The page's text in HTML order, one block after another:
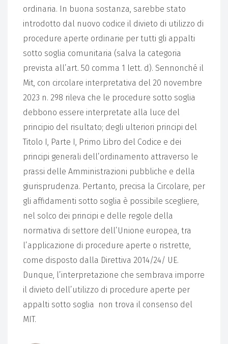
ordinaria. In buona sostanza, sarebbe stato
introdotto dal nuovo codice il divieto di utilizzo di
procedure aperte ordinarie per tutti gli appalti
sotto soglia comunitaria (salva la categoria
prevista all’art. 50 comma 1 lett. d). Sennonché il
Mit, con circolare interpretativa del 20 novembre
2023 n. 298 rileva che le procedure sotto soglia
debbono essere interpretate alla luce del
principio del risultato; degli ulteriori principi del
Titolo I, Parte I, Primo Libro del Codice e dei
principi generali dell’ordinamento attraverso le
prassi delle Amministrazioni pubbliche e della
giurisprudenza. Pertanto, precisa la Circolare, per
gli affidamenti sotto soglia è possibile scegliere,
nel solco dei principi e delle regole della
normativa di settore dell’Unione europea, tra
l’applicazione di procedure aperte o ristrette,
come disposto dalla Direttiva 2014/24/ UE.
Dunque, l’interpretazione che sembrava imporre
il divieto dell’utilizzo di procedure aperte per
appalti sotto soglia non trova il consenso del
MIT.